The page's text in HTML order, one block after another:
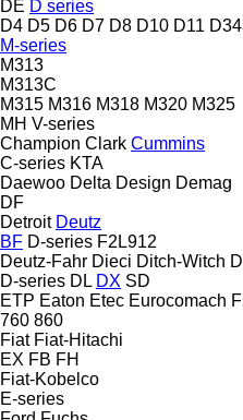
DE D series
D4 D5 D6 D7 D8 D10 D11
M-series
M313
M313C
M315 M316 M318 M320 M325
MH V-series
Champion Clark Cummins
C-series KTA
Daewoo Delta Design Demag
DF
Detroit Deutz
BF D-series F2L912
Deutz-Fahr Dieci Ditch-Witch
D-series DL DX SD
ETP Eaton Etec Eurocomach
760 860
Fiat Fiat-Hitachi
EX FB FH
Fiat-Kobelco
E-series